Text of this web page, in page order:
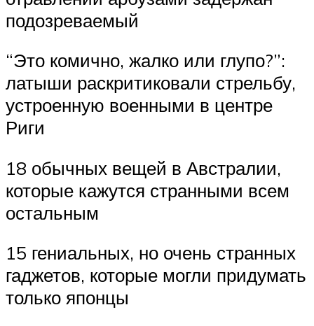
подозреваемый
“Это комично, жалко или глупо?”:
латыши раскритиковали стрельбу,
устроенную военными в центре
Риги
18 обычных вещей в Австралии,
которые кажутся странными всем
остальным
15 гениальных, но очень странных
гаджетов, которые могли придумать
только японцы